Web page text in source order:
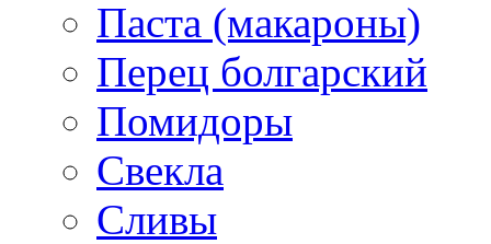
Паста (макароны)
Перец болгарский
Помидоры
Свекла
Сливы